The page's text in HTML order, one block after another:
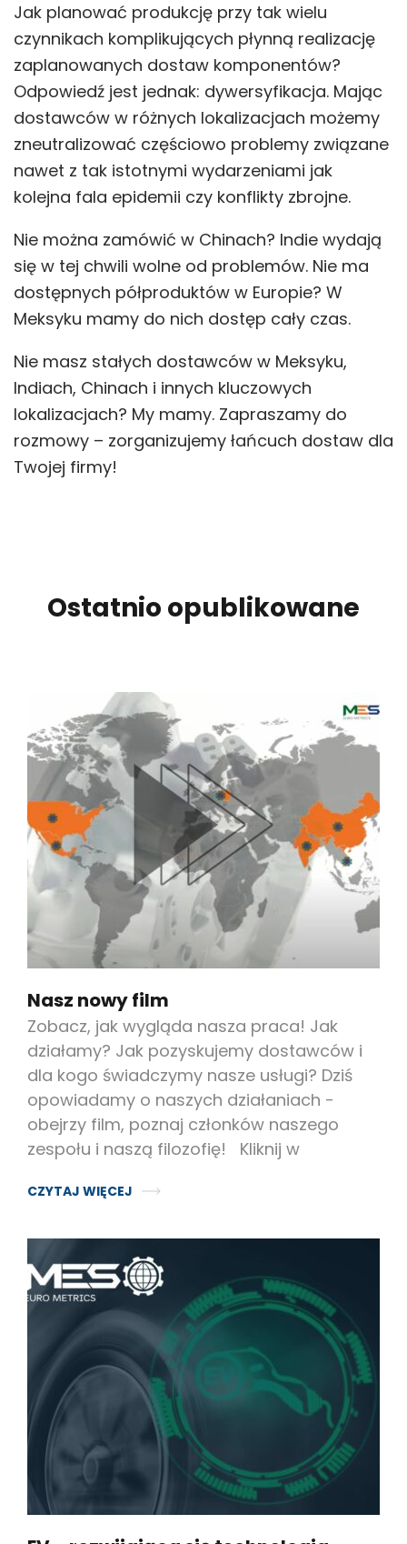
Jak planować produkcję przy tak wielu
czynnikach komplikujących płynną realizację
zaplanowanych dostaw komponentów?
Odpowiedź jest jednak: dywersyfikacja. Mając
dostawców w różnych lokalizacjach możemy
zneutralizować częściowo problemy związane
nawet z tak istotnymi wydarzeniami jak
kolejna fala epidemii czy konflikty zbrojne.
Nie można zamówić w Chinach? Indie wydają
się w tej chwili wolne od problemów. Nie ma
dostępnych półproduktów w Europie? W
Meksyku mamy do nich dostęp cały czas.
Nie masz stałych dostawców w Meksyku,
Indiach, Chinach i innych kluczowych
lokalizacjach? My mamy. Zapraszamy do
rozmowy – zorganizujemy łańcuch dostaw dla
Twojej firmy!
Ostatnio opublikowane
Nasz nowy film
Zobacz, jak wygląda nasza praca! Jak
działamy? Jak pozyskujemy dostawców i
dla kogo świadczymy nasze usługi? Dziś
opowiadamy o naszych działaniach -
obejrzy film, poznaj członków naszego
zespołu i naszą filozofię! Kliknij w
CZYTAJ WIĘCEJ